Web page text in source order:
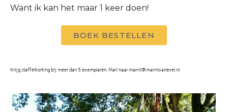
Want ik kan het maar 1 keer doen!
BOEK BESTELLEN
Krijg staffelkorting bij meer dan 5 exemplaren. Mail naar marrit@marritvanexel.nl